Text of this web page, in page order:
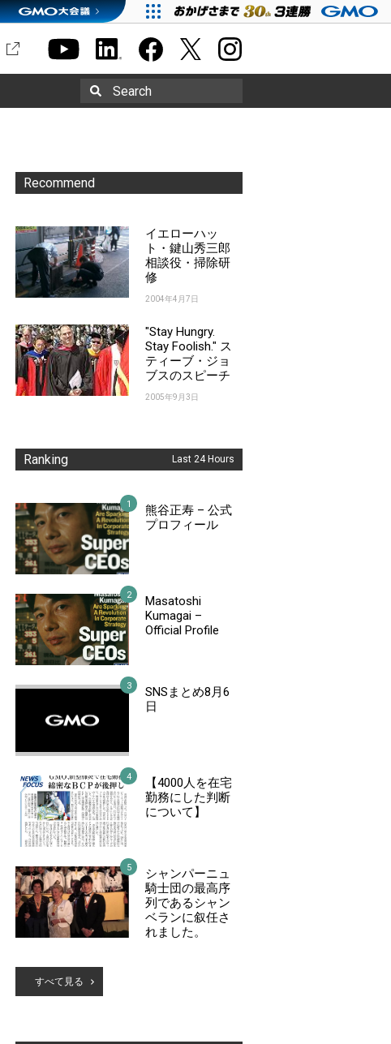
Search
Recommend
イエローハッ
ト・鍵山秀三郎
相談役・掃除研
修
2004年4月7日
"Stay Hungry.
Stay Foolish." ス
ティーブ・ジョ
ブスのスピーチ
2005年9月3日
Ranking Last 24 Hours
熊谷正寿 – 公式
プロフィール
Masatoshi
Kumagai –
Official Profile
SNSまとめ8月6
日
【4000人を在宅
勤務にした判断
について】
シャンパーニュ
騎士団の最高序
列であるシャン
ベランに叙任さ
れました。
すべて見る